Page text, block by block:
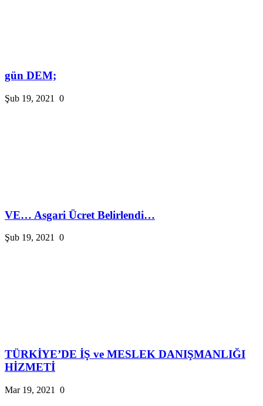
gün DEM;
Şub 19, 2021 0
VE… Asgari Ücret Belirlendi…
Şub 19, 2021 0
TÜRKİYE’DE İŞ ve MESLEK DANIŞMANLIĞI
HİZMETİ
Mar 19, 2021 0